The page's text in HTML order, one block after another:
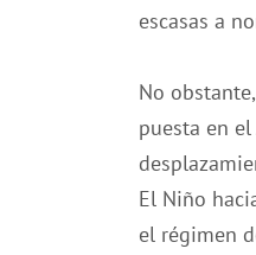
escasas a
No
puesta en
El Niño
el régimen